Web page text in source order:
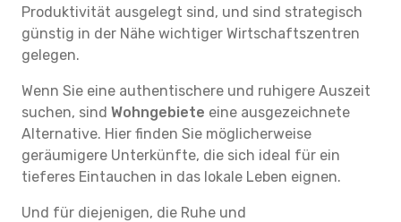
Produktivität ausgelegt sind, und sind strategisch
günstig in der Nähe wichtiger Wirtschaftszentren
gelegen.
Wenn Sie eine authentischere und ruhigere Auszeit
suchen, sind Wohngebiete eine ausgezeichnete
Alternative. Hier finden Sie möglicherweise
geräumigere Unterkünfte, die sich ideal für ein
tieferes Eintauchen in das lokale Leben eignen.
Und für diejenigen, die Ruhe und